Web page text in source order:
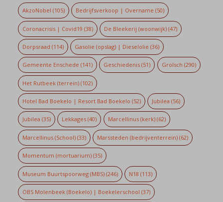
AkzoNobel (105) Bedrijfsverkoop | Overname (50)
Coronacrisis | Covid19 (38) De Bleekerij (woonwijk) (47)
Dorpsraad (114) Gasolie (opslag) | Dieselolie (36)
Gemeente Enschede (141) Geschiedenis (51) Grolsch (290)
Het Rutbeek (terrein)(102)
Hotel Bad Boekelo | Resort Bad Boekelo (52) Jubilea (56)
Jubilea (35) Lekkages (40) Marcellinus (kerk)(62)
Marcellinus (School)(33) Marssteden (bedrijventerrein) (62)
Momentum (mortuarium)(35)
Museum Buurtspoorweg (MBS)(246) N18 (113)
OBS Molenbeek (Boekelo) | Boekelerschool (37)